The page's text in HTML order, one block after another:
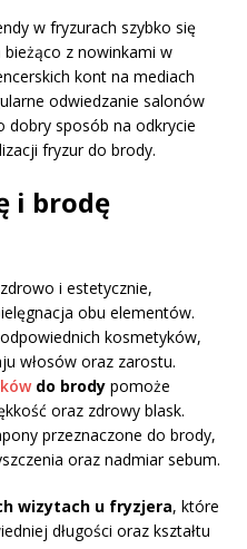
w fryzurach szybko się
z nowinkami w
kont na mediach
odwiedzanie salonów
dobry sposób na odkrycie
fryzur do brody.
i brodę
i estetycznie,
obu elementów.
kosmetyków,
włosów oraz zarostu.
do brody pomoże
oraz zdrowy blask.
przeznaczone do brody,
oraz nadmiar sebum.
wizytach u fryzjera, które
długości oraz kształtu